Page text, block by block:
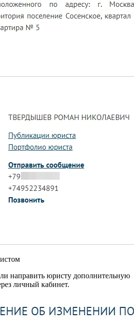
направить юристу дополнительную
личный кабинет.